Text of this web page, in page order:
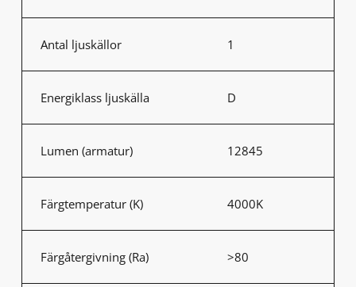
Antal ljuskällor 1
Energiklass ljuskälla D
Lumen (armatur) 12845
Färgtemperatur (K) 4000K
Färgåtergivning (Ra) >80